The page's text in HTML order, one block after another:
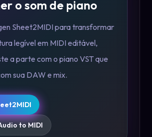
o som de piano
Sheet2MIDI para transformar
legível em MIDI editável,
a parte com o piano VST que
sua DAW e mix.
to MIDI